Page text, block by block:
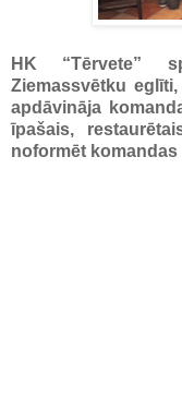
HK “Tērvete”
Ziemassvētku
apdāvināja
īpašais,
noformēt